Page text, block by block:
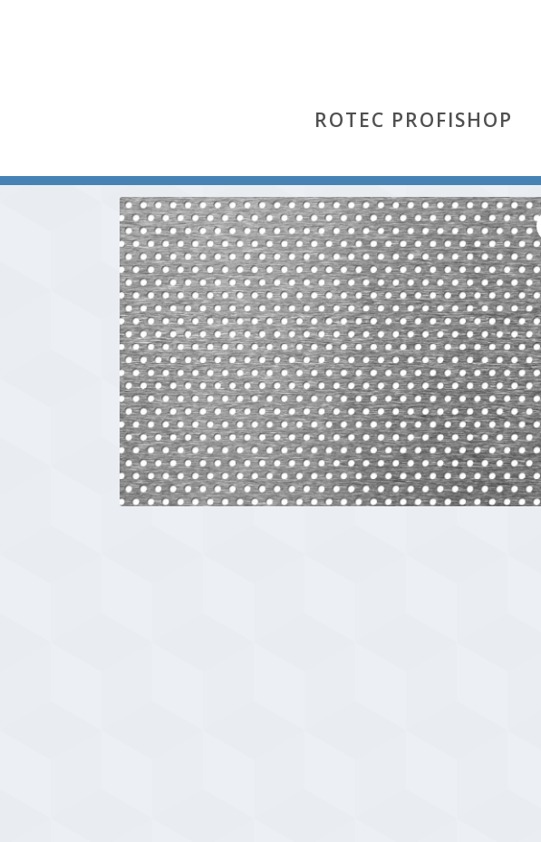
ROTEC PROFISHOP
Start/Rv/ Rv 3-6 (Aluminium Al 99,5 % hh)